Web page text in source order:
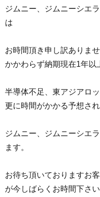
ジムニー、ジムニーシエ
は
お時間頂き申し訳ありま
かかわらず納期現在1年以
半導体不足、東アジアロ
更に時間がかかる予想され
ジムニー、ジムニーシエ
ます。
お待ち頂いておりますお
が今しばらくお時間下さ